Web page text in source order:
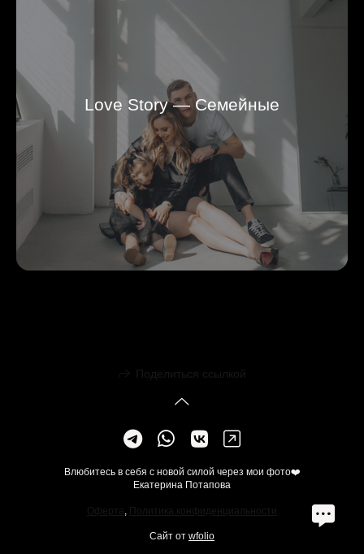
Love Story — Семейные
Поделиться ссылкой
Влюбитесь в себя с новой силой через мои фото❤️
Екатерина Потапова
Оферта , Политика конфиденциальности
Сайт от wfolio